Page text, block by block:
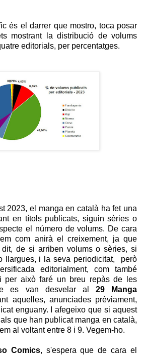
és el darrer que mostro, toca posar
mostrant la distribució de volums
editorials, per percentatges.
2023, el manga en català ha fet una
en títols publicats, siguin sèries o
el número de volums. De cara
com anirà el creixement, ja que
de si arriben volums o sèries, si
llargues, i la seva periodicitat, però
editorialment, com també
per això faré un breu repàs de les
es van desvelar al 29 Manga
aquelles, anunciades prèviament,
enguany. I afegeixo que si aquest
que han publicat manga en català,
al voltant entre 8 i 9. Vegem-ho.
Comics, s'espera que de cara el